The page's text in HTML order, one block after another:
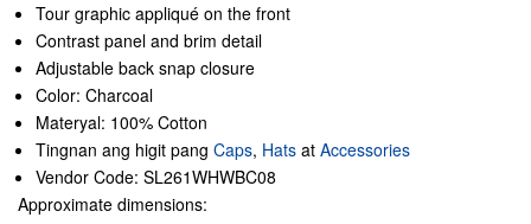
Tour graphic appliqué on the front
Contrast panel and brim detail
Adjustable back snap closure
Color: Charcoal
Materyal: 100% Cotton
Tingnan ang higit pang Caps, Hats at Accessories
Vendor Code: SL261WHWBC08
Approximate dimensions: